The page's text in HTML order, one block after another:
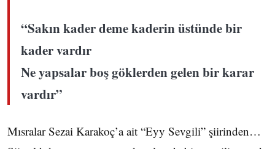
“Sakın kader deme kaderin üstünde bir
kader vardır
Ne yapsalar boş göklerden gelen bir karar
vardır”
Mısralar Sezai Karakoç’a ait “Eyy Sevgili” şiirinden…